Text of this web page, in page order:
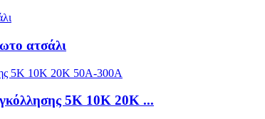
ατσάλι
5K 10K 20K ...